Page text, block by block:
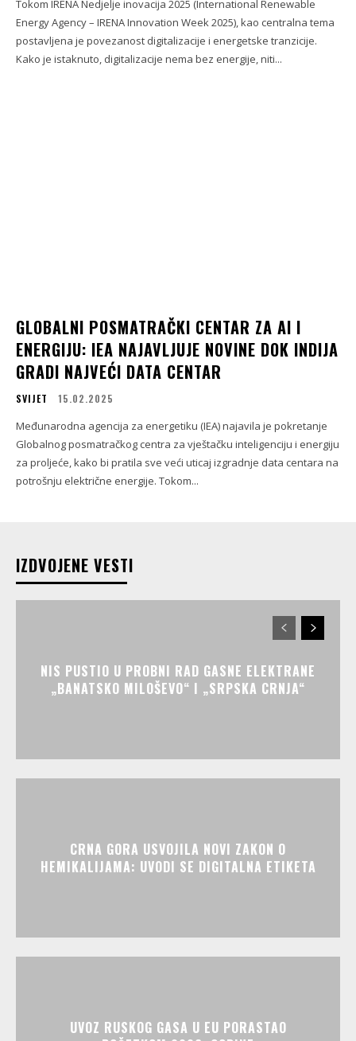
Tokom IRENA Nedjelje inovacija 2025 (International Renewable
Energy Agency – IRENA Innovation Week 2025), kao centralna tema
postavljena je povezanost digitalizacije i energetske tranzicije.
Kako je istaknuto, digitalizacije nema bez energije, niti...
GLOBALNI POSMATRAČKI CENTAR ZA AI I
ENERGIJU: IEA NAJAVLJUJE NOVINE DOK INDIJA
GRADI NAJVEĆI DATA CENTAR
SVIJET 15.02.2025
Međunarodna agencija za energetiku (IEA) najavila je pokretanje
Globalnog posmatračkog centra za vještačku inteligenciju i energiju
za proljeće, kako bi pratila sve veći uticaj izgradnje data centara na
potrošnju električne energije. Tokom...
IZDVOJENE VESTI
NIS PUSTIO U PROBNI RAD GASNE ELEKTRANE
„BANATSKO MILOŠEVO“ I „SRPSKA CRNJA“
CRNA GORA USVOJILA NOVI ZAKON O
HEMIKALIJAMA: UVODI SE DIGITALNA ETIKETA
UVOZ RUSKOG GASA U EU PORASTAO